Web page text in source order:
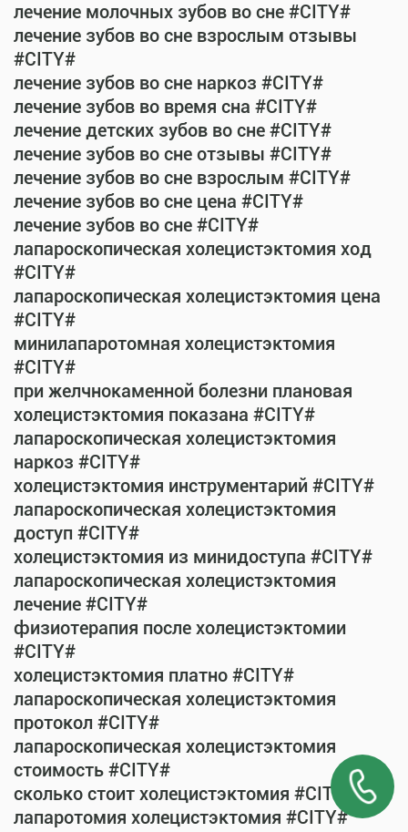
лечение молочных зубов во сне #CITY#
лечение зубов во сне взрослым отзывы
#CITY#
лечение зубов во сне наркоз #CITY#
лечение зубов во время сна #CITY#
лечение детских зубов во сне #CITY#
лечение зубов во сне отзывы #CITY#
лечение зубов во сне взрослым #CITY#
лечение зубов во сне цена #CITY#
лечение зубов во сне #CITY#
лапароскопическая холецистэктомия ход
#CITY#
лапароскопическая холецистэктомия цена
#CITY#
минилапаротомная холецистэктомия
#CITY#
при желчнокаменной болезни плановая
холецистэктомия показана #CITY#
лапароскопическая холецистэктомия
наркоз #CITY#
холецистэктомия инструментарий #CITY#
лапароскопическая холецистэктомия
доступ #CITY#
холецистэктомия из минидоступа #CITY#
лапароскопическая холецистэктомия
лечение #CITY#
физиотерапия после холецистэктомии
#CITY#
холецистэктомия платно #CITY#
лапароскопическая холецистэктомия
протокол #CITY#
лапароскопическая холецистэктомия
стоимость #CITY#
сколько стоит холецистэктомия #CITY#
лапаротомия холецистэктомия #CITY#